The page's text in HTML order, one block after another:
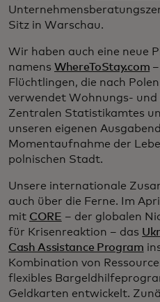
Sitz in Warschau.
Wir haben auch eine neue
namens WhereToStay.com
Flüchtlingen, die nach
verwendet Wohnungs- und
Zentralen Statistikamtes
unseren eigenen
Momentaufnahme der
polnischen Stadt.
Unsere internationale
auch über die Ferne. Im
mit CORE – der globalen
für Krisenreaktion – das
Cash Assistance Program
Kombination von
flexibles
Geldkarten entwickelt.